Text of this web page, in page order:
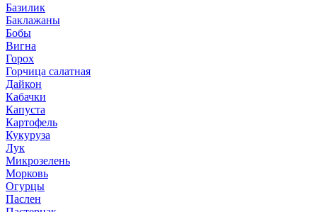
Базилик
Баклажаны
Бобы
Вигна
Горох
Горчица салатная
Дайкон
Кабачки
Капуста
Картофель
Кукуруза
Лук
Микрозелень
Морковь
Огурцы
Паслен